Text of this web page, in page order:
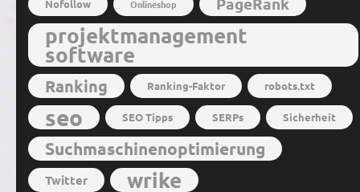
Nofollow Onlineshop
projektmanagement
software
Ranking Ranking-Faktor robots.txt
seo SEO Tipps SERPs Sicherheit
Suchmaschinenoptimierung
Twitter wrike